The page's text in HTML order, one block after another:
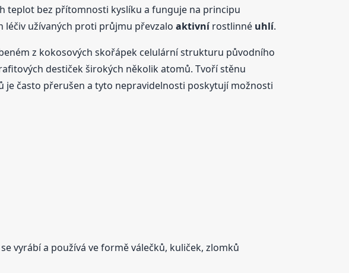
teplot bez přítomnosti kyslíku a funguje na principu
léčiv užívaných proti průjmu převzalo aktivnírostlinné uhlí.
z kokosových skořápek celulární strukturu původního
destiček širokých několik atomů. Tvoří stěnu
je často přerušen a tyto nepravidelnosti poskytují možnosti
vyrábí a používá ve formě válečků, kuliček, zlomků